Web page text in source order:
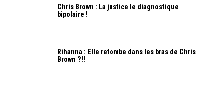
Chris Brown : La justice le diagnostique
bipolaire !
Rihanna : Elle retombe dans les bras de Chris
Brown ?!!